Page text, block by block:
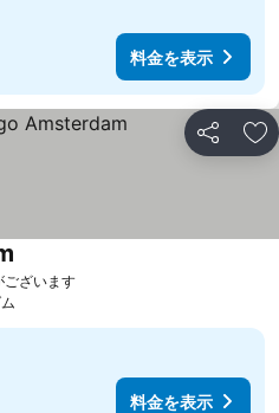
料金を表示
シェア お
ございます
料金を表示